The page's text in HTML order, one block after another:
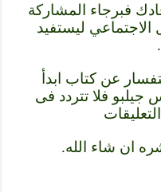
فبرجاء المشاركة
الاجتماعي ليستفيد
عن كتاب ابدأ
كريس جيلبو فلا تتردد فى
ان شاء الله.